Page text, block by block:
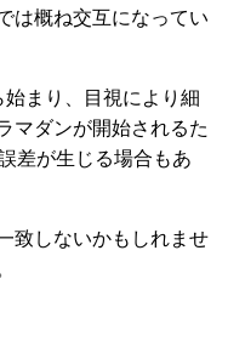
は概ね交互になってい
まり、目視により細
マダンが開始されるた
差が生じる場合もあ
致しないかもしれませ